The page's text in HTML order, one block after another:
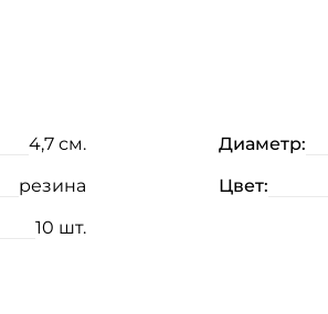
4,7 см. Диаметр:
резина Цвет:
10 шт.